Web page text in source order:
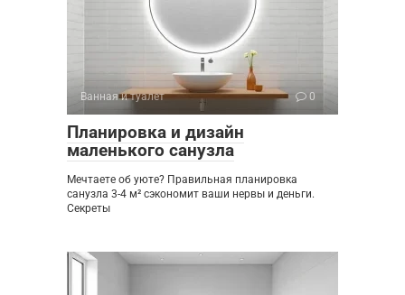
Ванная и туалет 0
Планировка и дизайн
маленького санузла
Мечтаете об уюте? Правильная планировка
санузла 3-4 м² сэкономит ваши нервы и деньги.
Секреты